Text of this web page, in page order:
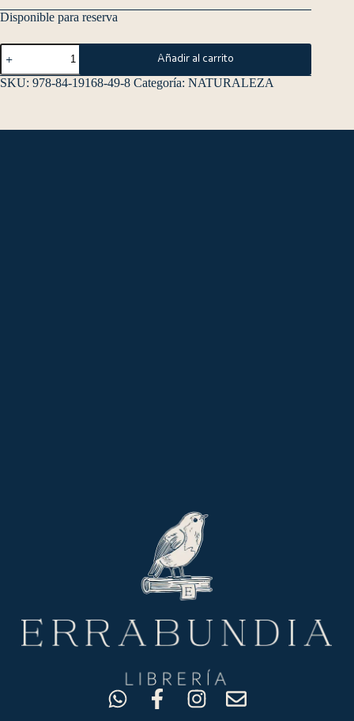
Disponible para reserva
Añadir al carrito
SKU: 978-84-19168-49-8 Categoría: NATURALEZA